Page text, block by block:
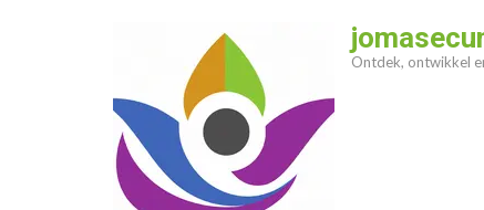
Ontdek, ontwikkel